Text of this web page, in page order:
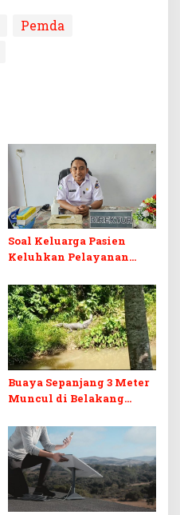
Pemda
Soal Keluarga Pasien
Keluhkan Pelayanan
Direktur RSUD Tegaskan
Petugas Tetap Layani
Masyarakat
Buaya Sepanjang 3 Meter
Muncul di Belakang
Barat